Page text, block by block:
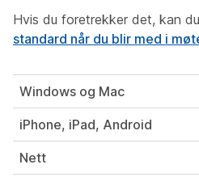
Hvis du foretrekker det, kan du
standard når du blir med i
Windows og Mac
iPhone, iPad, Android
Nett